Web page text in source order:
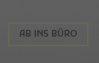
AB INS BÜRO